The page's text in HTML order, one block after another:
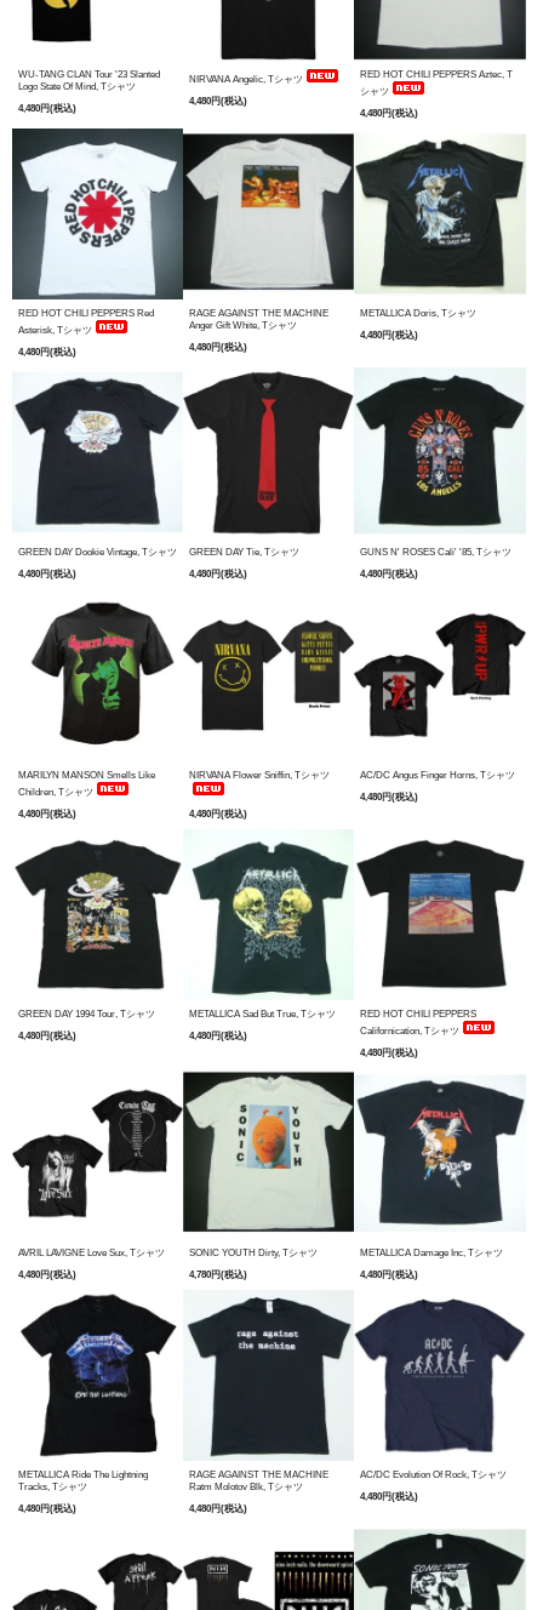
WU-TANG CLAN Tour '23 Slanted
Logo State Of Mind, Tシャツ
4,480円(税込)
NIRVANA Angelic, Tシャツ
4,480円(税込)
RED HOT CHILI PEPPERS Aztec, T
シャツ
4,480円(税込)
RED HOT CHILI PEPPERS Red
Asterisk, Tシャツ
4,480円(税込)
RAGE AGAINST THE MACHINE
Anger Gift White, Tシャツ
4,480円(税込)
METALLICA Doris, Tシャツ
4,480円(税込)
GREEN DAY Dookie Vintage, Tシャツ
4,480円(税込)
GREEN DAY Tie, Tシャツ
4,480円(税込)
GUNS N' ROSES Cali' '85, Tシャツ
4,480円(税込)
MARILYN MANSON Smells Like
Children, Tシャツ
4,480円(税込)
NIRVANA Flower Sniffin, Tシャツ
4,480円(税込)
AC/DC Angus Finger Horns, Tシャツ
4,480円(税込)
GREEN DAY 1994 Tour, Tシャツ
4,480円(税込)
METALLICA Sad But True, Tシャツ
4,480円(税込)
RED HOT CHILI PEPPERS
Californication, Tシャツ
4,480円(税込)
AVRIL LAVIGNE Love Sux, Tシャツ
4,480円(税込)
SONIC YOUTH Dirty, Tシャツ
4,780円(税込)
METALLICA Damage Inc, Tシャツ
4,480円(税込)
METALLICA Ride The Lightning
Tracks, Tシャツ
4,480円(税込)
RAGE AGAINST THE MACHINE
Ratm Molotov Blk, Tシャツ
4,480円(税込)
AC/DC Evolution Of Rock, Tシャツ
4,480円(税込)